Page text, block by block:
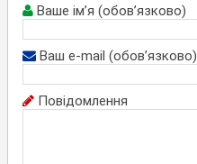
Ваше ім’я (обов’язково)
Ваш e-mail (обов’язково)
Повідомлення